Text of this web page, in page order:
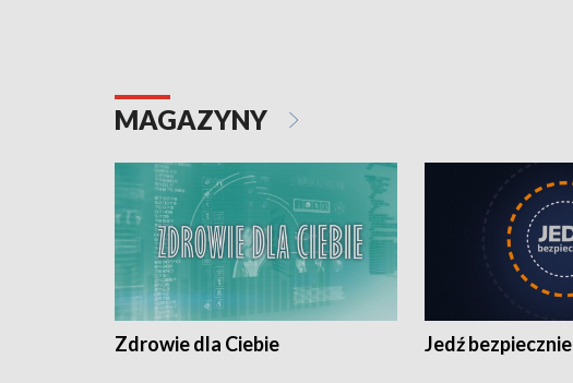
MAGAZYNY
Zdrowie dla Ciebie Jedź bezpiecznie